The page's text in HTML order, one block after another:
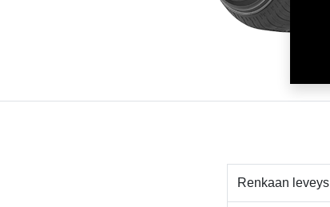
Renkaan leveys